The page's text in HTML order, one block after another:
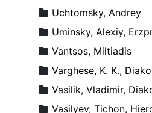
Uchtomsky, Andrey
Uminsky, Alexiy,
Vantsos, Miltiadis
Varghese, K. K.,
Vasilik, Vladimir,
Vasilyev, Tichon,